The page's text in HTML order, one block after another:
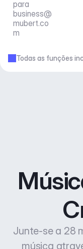
business@
mubert.co
m
Todas as funções
Junte-se a 28
música